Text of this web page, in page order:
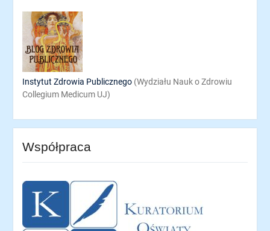
Instytut Zdrowia Publicznego(Wydziału Nauk o Zdrowiu
Collegium Medicum UJ)
Współpraca